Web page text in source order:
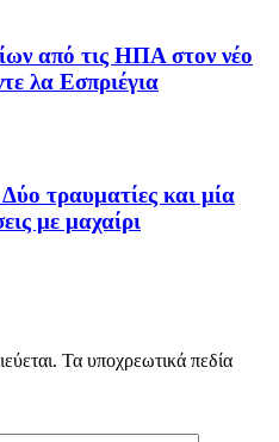
από τις ΗΠΑ στον νέο
λα Εσπριέγια
τραυματίες και μία
με μαχαίρι
Τα υποχρεωτικά πεδία